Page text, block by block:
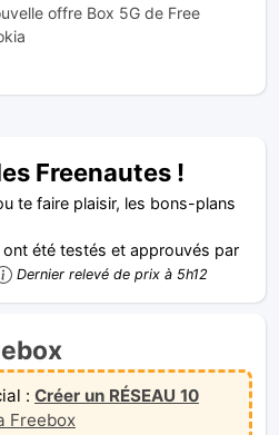
offre Box 5G de Free
Freenautes !
te faire plaisir, les bons-plans
ont été testés et approuvés par
Dernier relevé de prix à 5h12
: Créer un RÉSEAU 10
Freebox